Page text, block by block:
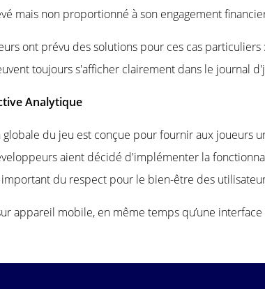
mais non proportionné à son engagement
ont prévu des solutions pour ces cas
toujours s'afficher clairement dans le journal
Analytique
globale du jeu est conçue pour fournir aux joueurs
aient décidé d'implémenter la
du respect pour le bien-être des
appareil mobile, en même temps qu’une